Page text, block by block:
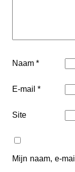
Naam*
E-mail*
Site
Mijn naam, e-